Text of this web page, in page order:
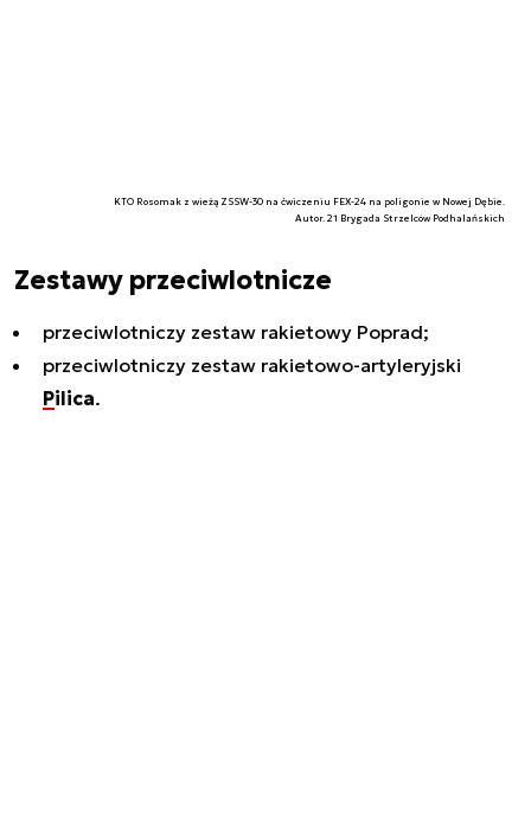
KTO Rosomak z wieżą ZSSW-30 na ćwiczeniu FEX-24 na poligonie w Nowej Dębie.
Autor. 21 Brygada Strzelców Podhalańskich
Zestawy przeciwlotnicze
przeciwlotniczy zestaw rakietowy Poprad;
przeciwlotniczy zestaw rakietowo-artyleryjski
Pilica.